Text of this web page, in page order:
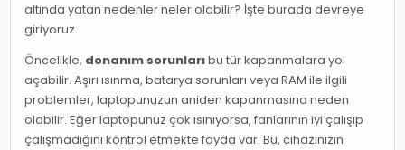
altında yatan nedenler neler olabilir? İşte burada devreye
giriyoruz.
Öncelikle, donanım sorunlarıbu tür kapanmalara yol
açabilir. Aşırı ısınma, batarya sorunları veya RAM ile ilgili
problemler, laptopunuzun aniden kapanmasına neden
olabilir. Eğer laptopunuz çok ısınıyorsa, fanlarının iyi çalışıp
çalışmadığını kontrol etmekte fayda var. Bu, cihazınızın